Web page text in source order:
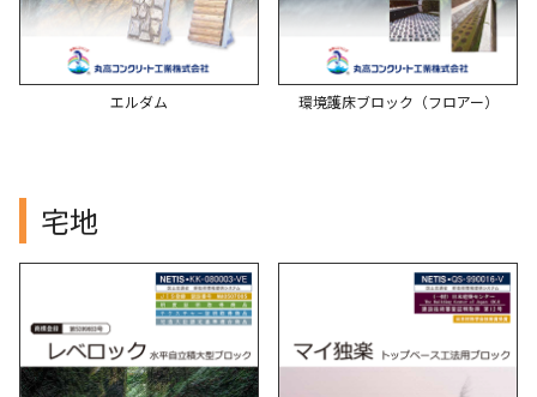
エルダム 環境護床ブロック（フロアー）
宅地